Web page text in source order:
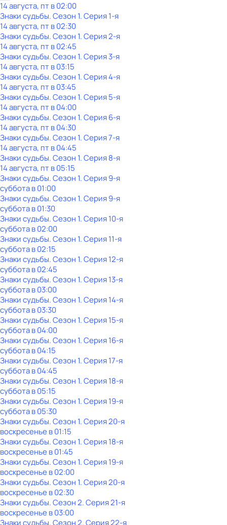
14 августа, пт в 02:00
Знаки судьбы. Сезон 1. Серия 1-я
14 августа, пт в 02:30
Знаки судьбы. Сезон 1. Серия 2-я
14 августа, пт в 02:45
Знаки судьбы. Сезон 1. Серия 3-я
14 августа, пт в 03:15
Знаки судьбы. Сезон 1. Серия 4-я
14 августа, пт в 03:45
Знаки судьбы. Сезон 1. Серия 5-я
14 августа, пт в 04:00
Знаки судьбы. Сезон 1. Серия 6-я
14 августа, пт в 04:30
Знаки судьбы. Сезон 1. Серия 7-я
14 августа, пт в 04:45
Знаки судьбы. Сезон 1. Серия 8-я
14 августа, пт в 05:15
Знаки судьбы. Сезон 1. Серия 9-я
субботав01:00
Знаки судьбы. Сезон 1. Серия 9-я
субботав01:30
Знаки судьбы. Сезон 1. Серия 10-я
субботав02:00
Знаки судьбы. Сезон 1. Серия 11-я
субботав02:15
Знаки судьбы. Сезон 1. Серия 12-я
субботав02:45
Знаки судьбы. Сезон 1. Серия 13-я
субботав03:00
Знаки судьбы. Сезон 1. Серия 14-я
субботав03:30
Знаки судьбы. Сезон 1. Серия 15-я
субботав04:00
Знаки судьбы. Сезон 1. Серия 16-я
субботав04:15
Знаки судьбы. Сезон 1. Серия 17-я
субботав04:45
Знаки судьбы. Сезон 1. Серия 18-я
субботав05:15
Знаки судьбы. Сезон 1. Серия 19-я
субботав05:30
Знаки судьбы. Сезон 1. Серия 20-я
воскресенье в01:15
Знаки судьбы. Сезон 1. Серия 18-я
воскресенье в01:45
Знаки судьбы. Сезон 1. Серия 19-я
воскресенье в02:00
Знаки судьбы. Сезон 1. Серия 20-я
воскресенье в02:30
Знаки судьбы. Сезон 2. Серия 21-я
воскресенье в03:00
Знаки судьбы. Сезон 2. Серия 22-я